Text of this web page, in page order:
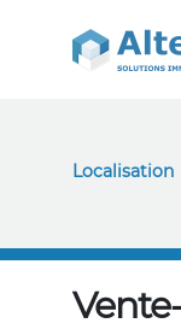
Localisation